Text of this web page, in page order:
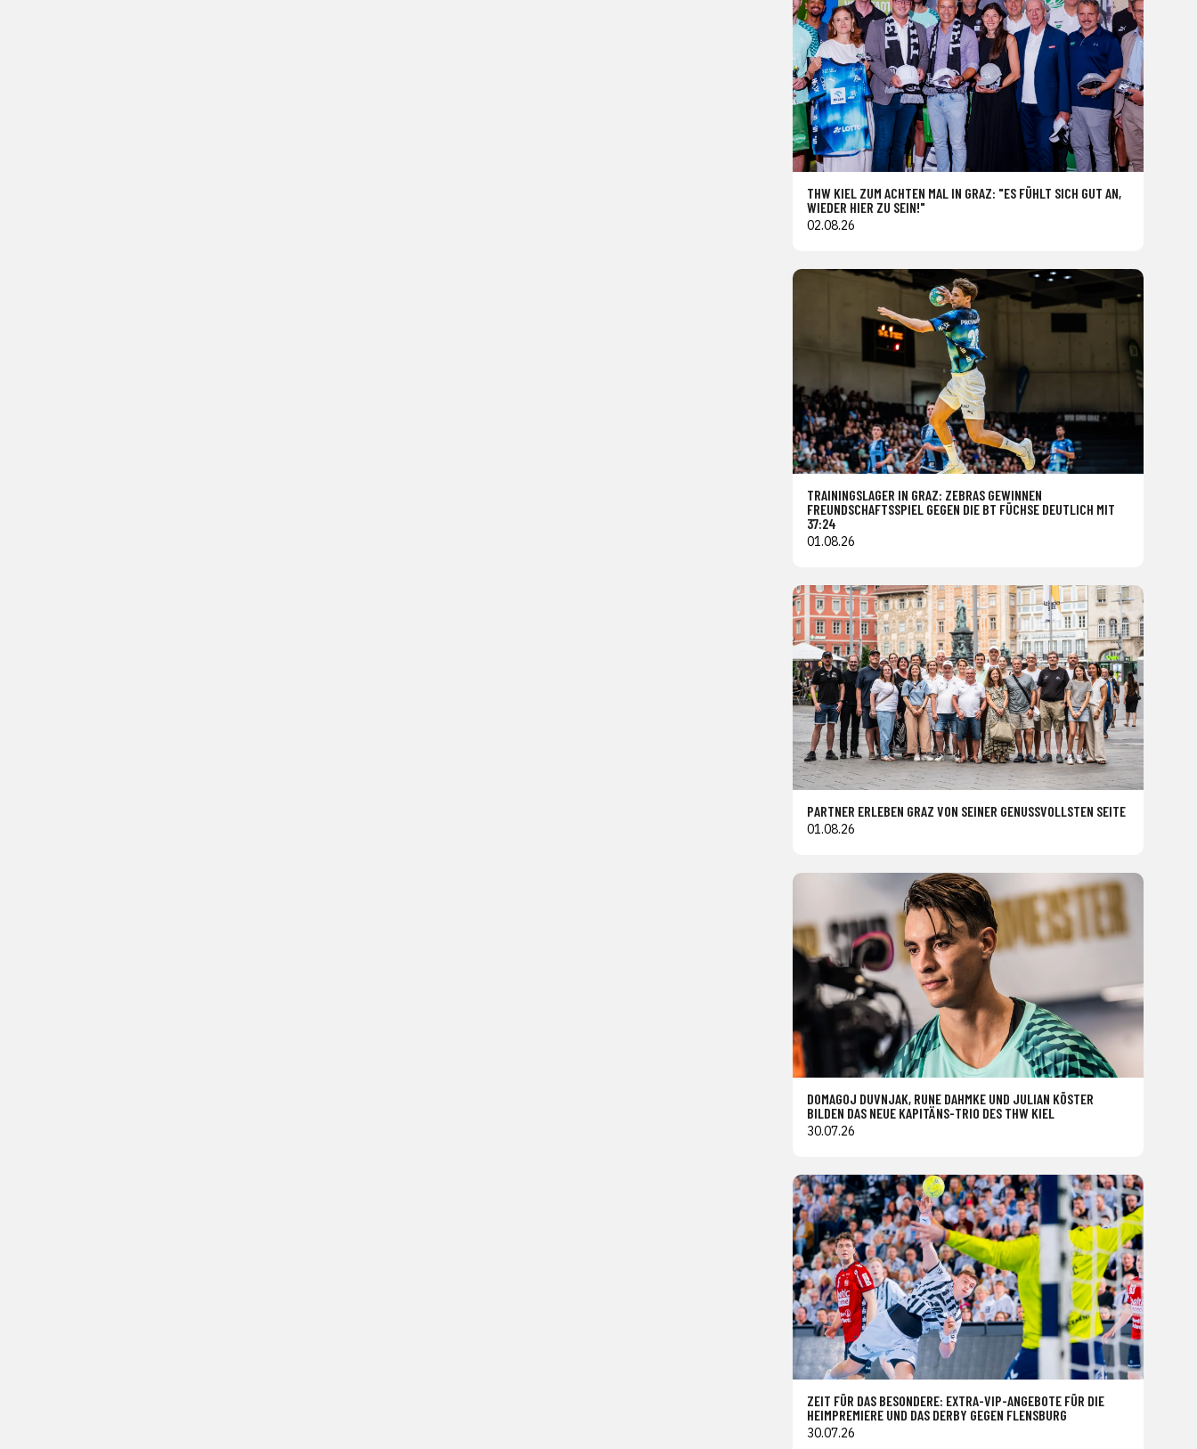
THW KIEL ZUM ACHTEN MAL IN GRAZ: "ES FÜHLT SICH GUT AN,
WIEDER HIER ZU SEIN!"
02.08.26
TRAININGSLAGER IN GRAZ: ZEBRAS GEWINNEN
FREUNDSCHAFTSSPIEL GEGEN DIE BT FÜCHSE DEUTLICH MIT
37:24
01.08.26
PARTNER ERLEBEN GRAZ VON SEINER GENUSSVOLLSTEN SEITE
01.08.26
DOMAGOJ DUVNJAK, RUNE DAHMKE UND JULIAN KÖSTER
BILDEN DAS NEUE KAPITÄNS-TRIO DES THW KIEL
30.07.26
ZEIT FÜR DAS BESONDERE: EXTRA-VIP-ANGEBOTE FÜR DIE
HEIMPREMIERE UND DAS DERBY GEGEN FLENSBURG
30.07.26